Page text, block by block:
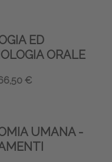
ED
ORALE
€
UMANA -